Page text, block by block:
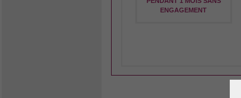
ENGAGEMENT